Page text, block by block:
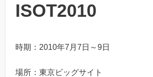
ISOT2010
時期：2010年7月7日～9日
場所：東京ビッグサイト